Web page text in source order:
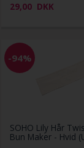
29,00 DKK
-94%
SOHO Lily Hår
Bun Maker - Hvid